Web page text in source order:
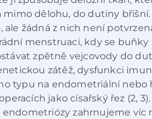
dělohu, do dutiny břišní.
ale žádná z nich není
menstruaci, kdy se buňky
zpětně vejcovody do
zátěž, dysfunkci
typu na endometriální nebo
jako císařský řez (2,
zahrnujeme víc